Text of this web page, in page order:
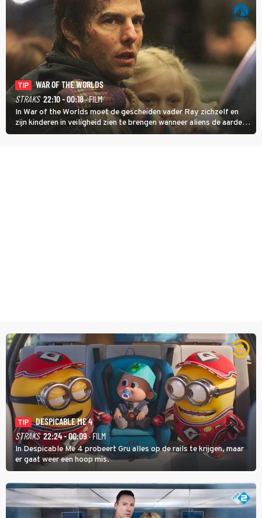
TIP
WAR OF THE WORLDS
STRAKS 22:10 - 00:18· FILM
In War of the Worlds moet de gescheiden vader Ray zichzelf en
zijn kinderen in veiligheid zien te brengen wanneer aliens de aarde
aanvallen.
TIP
DESPICABLE ME 4
STRAKS 22:24 - 00:09· FILM
In Despicable Me 4 probeert Gru alles op de rails te krijgen, maar
er gaat weer een hoop mis.